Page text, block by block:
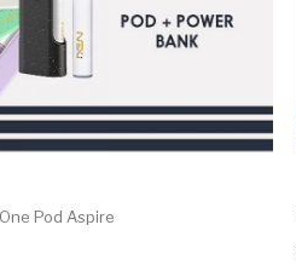
Pod Aspire